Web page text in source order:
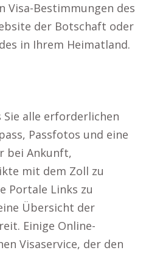
Visa-Bestimmungen des
der Botschaft oder
in Ihrem Heimatland.
Sie alle erforderlichen
Passfotos und eine
bei Ankunft,
mit dem Zoll zu
Portale Links zu
Übersicht der
Einige Online-
Visaservice, der den